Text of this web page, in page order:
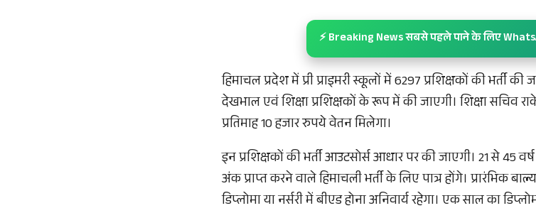
⚡ Breaking News सबसे पहले पाने के लिए
हिमाचल प्रदेश में प्री प्राइमरी स्कूलों में 6297 प्रशिक्षकों की भर्ती की
देखभाल एवं शिक्षा प्रशिक्षकों के रूप में की जाएगी। शिक्षा सचिव
प्रतिमाह 10 हजार रुपये वेतन मिलेगा।
इन प्रशिक्षकों की भर्ती आउटसोर्स आधार पर की जाएगी। 21 से 45
अंक प्राप्त करने वाले हिमाचली भर्ती के लिए पात्र होंगे। प्रारंभिक
डिप्लोमा या नर्सरी में बीएड होना अनिवार्य रहेगा। एक साल का